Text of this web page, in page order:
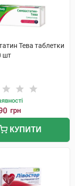
Тева таблетки
шт
грн
КУПИТИ